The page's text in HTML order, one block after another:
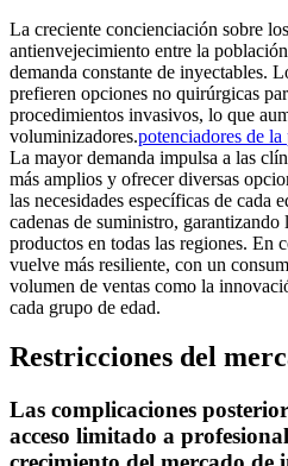
La creciente concienciación sobre
antienvejecimiento entre la
demanda constante de inyectables.
prefieren opciones no quirúrgicas
procedimientos invasivos, lo que
voluminizadores.potenciadores de la
La mayor demanda impulsa a las
más amplios y ofrecer diversas
las necesidades específicas de cada
cadenas de suministro,
productos en todas las regiones. En
vuelve más resiliente, con un
volumen de ventas como la
cada grupo de edad.
Restricciones del
Las complicaciones
acceso limitado a